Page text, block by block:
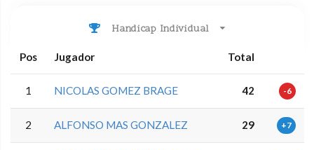
Handicap Individual
Pos Jugador Total
1 NICOLAS GOMEZ BRAGE 42 -6
2 ALFONSO MAS GONZALEZ 29 +7